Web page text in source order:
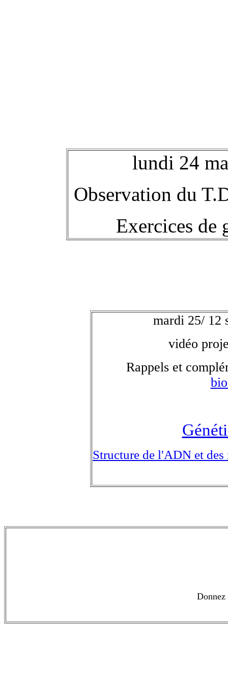
lundi 24
Observation du
Exercices de
mardi 25/ 12
vidéo
Rappels et
Structure de l'ADN et